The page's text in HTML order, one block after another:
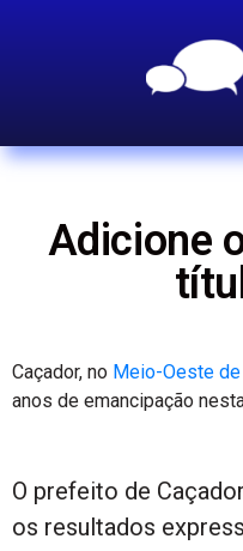
Adicione
Caçador, no Meio-Oeste de
anos de emancipação
O prefeito de
os resultados